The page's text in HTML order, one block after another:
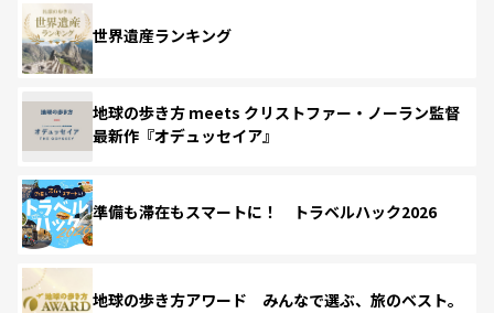
世界遺産ランキング
地球の歩き方 meets クリストファー・ノーラン監督
最新作『オデュッセイア』
準備も滞在もスマートに！ トラベルハック2026
地球の歩き方アワード みんなで選ぶ、旅のベスト。